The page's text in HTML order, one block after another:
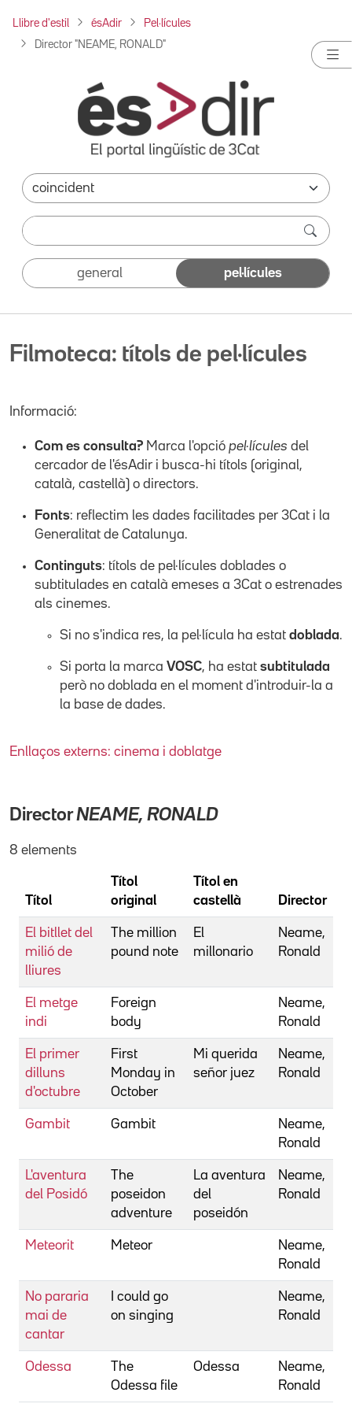
Llibre d'estil ésAdir Pel·lícules
Director "NEAME, RONALD"
general pel·lícules
Filmoteca: títols de pel·lícules
Informació:
Com es consulta? Marca l'opció pel·lícules del
cercador de l'ésAdir i busca-hi títols (original,
català, castellà) o directors.
Fonts: reflectim les dades facilitades per 3Cat i la
Generalitat de Catalunya.
Continguts: títols de pel·lícules doblades o
subtitulades en català emeses a 3Cat o estrenades
als cinemes.
Si no s'indica res, la pel·lícula ha estat doblada.
Si porta la marca VOSC, ha estat subtitulada
però no doblada en el moment d'introduir-la a
la base de dades.
Enllaços externs: cinema i doblatge
DirectorNEAME, RONALD
8 elements
Títol
Títol
original
Títol en
castellà
Director
El bitllet del
milió de
lliures
The million
pound note
El
millonario
Neame,
Ronald
El metge
indi
Foreign
body
Neame,
Ronald
El primer
dilluns
d'octubre
First
Monday in
October
Mi querida
señor juez
Neame,
Ronald
Gambit Gambit
Neame,
Ronald
L'aventura
del Posidó
The
poseidon
adventure
La aventura
del
poseidón
Neame,
Ronald
Meteorit Meteor
Neame,
Ronald
No pararia
mai de
cantar
I could go
on singing
Neame,
Ronald
Odessa
The
Odessa file
Odessa
Neame,
Ronald